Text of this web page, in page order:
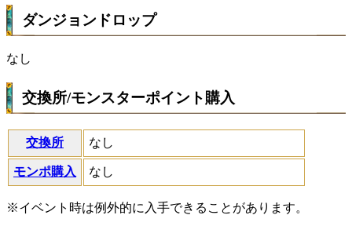
ダンジョンドロップ
なし
交換所/モンスターポイント購入
交換所 なし
モンポ購入 なし
※イベント時は例外的に入手できることがあります。